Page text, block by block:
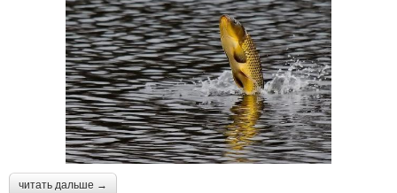
читать дальше →